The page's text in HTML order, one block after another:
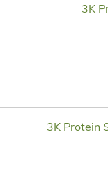
3K
3K Protein